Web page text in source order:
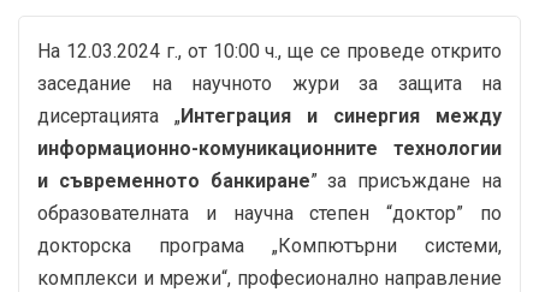
На 12.03.2024 г., от 10:00 ч., ще се проведе открито
заседание на научното жури за защита на
дисертацията „Интеграция и синергия между
информационно-комуникационните технологии
и съвременното банкиране” за присъждане на
образователната и научна степен “доктор” по
докторска програма „Компютърни системи,
комплекси и мрежи“, професионално направление